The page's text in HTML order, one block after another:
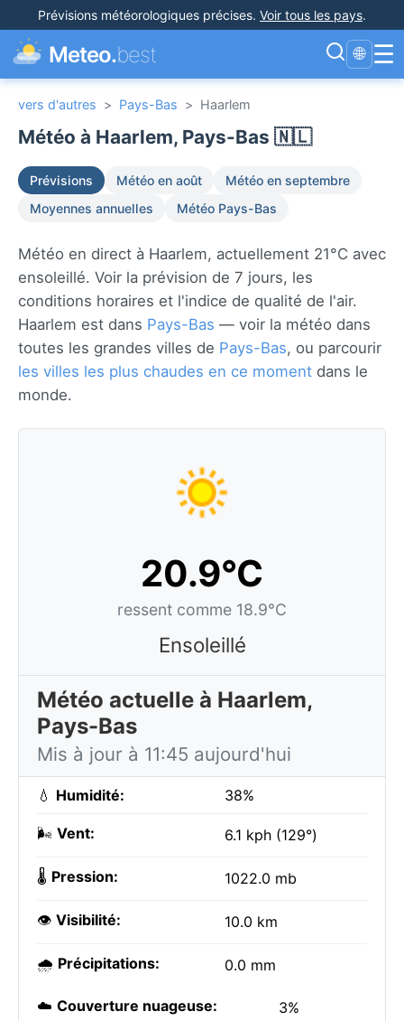
Prévisions météorologiques précises. Voir tous les pays.
Meteo.best 🌐 ☰
vers d'autres > Pays-Bas > Haarlem
Météo à Haarlem, Pays-Bas 🇳🇱
Prévisions Météo en août
Météo en septembre
Moyennes annuelles
Météo Pays-Bas
Météo en direct à Haarlem, actuellement 21°C avec
ensoleillé. Voir la prévision de 7 jours, les
conditions horaires et l'indice de qualité de l'air.
Haarlem est dans Pays-Bas — voir la météo dans
toutes les grandes villes de Pays-Bas, ou parcourir
les villes les plus chaudes en ce moment dans le
monde.
20.9°C
ressent comme 18.9°C
Ensoleillé
Météo actuelle à Haarlem,
Pays-Bas
Mis à jour à 11:45 aujourd'hui
💧 Humidité: 38%
🌬️ Vent: 6.1 kph (129°)
🌡️ Pression: 1022.0 mb
👁️ Visibilité: 10.0 km
🌧️ Précipitations: 0.0 mm
☁️ Couverture nuageuse: 3%